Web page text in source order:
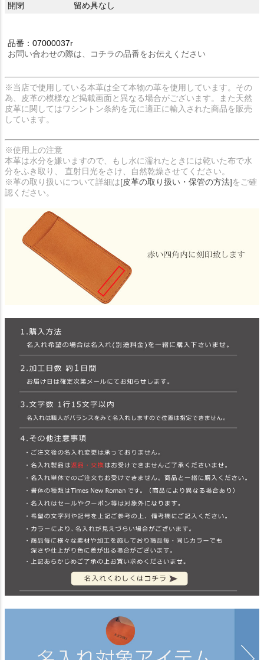
開閉
留め具なし
品番：07000037r
お問い合わせの際は、コチラの品番をお伝えください
※当店で使用している本革は全て本物の革を使用しています。その
為、皮革の模様など掲載画面と異なる場合がございます。また天然
皮革に関してはワシントン条約を元に適正に輸入された商品を販売
しています。
※使用上の注意
本革は水分を嫌いますので、もし水に濡れたときには乾いた布で水
分をふき取り、 直射日光をさけ、自然乾燥させてください。
※革の取り扱いについて詳細は[皮革の取り扱い・保管の方法]をご確
認ください。